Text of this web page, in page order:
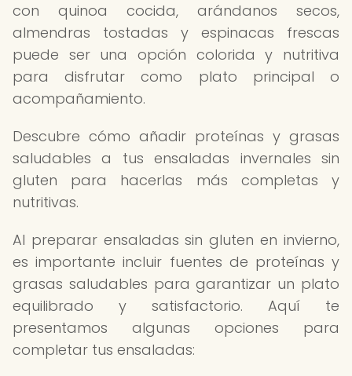
con quinoa cocida, arándanos secos,
almendras tostadas y espinacas frescas
puede ser una opción colorida y nutritiva
para disfrutar como plato principal o
acompañamiento.
Descubre cómo añadir proteínas y grasas
saludables a tus ensaladas invernales sin
gluten para hacerlas más completas y
nutritivas.
Al preparar ensaladas sin gluten en invierno,
es importante incluir fuentes de proteínas y
grasas saludables para garantizar un plato
equilibrado y satisfactorio. Aquí te
presentamos algunas opciones para
completar tus ensaladas: